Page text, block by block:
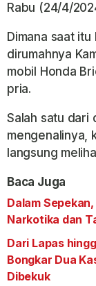
Rabu (24/4/
Dimana saat
dirumahnya
mobil Honda
pria.
Salah satu dari
mengenalinya,
langsung
Baca Juga
Dalam
Narkotika dan
Dari Lapas
Bongkar Dua
Dibekuk